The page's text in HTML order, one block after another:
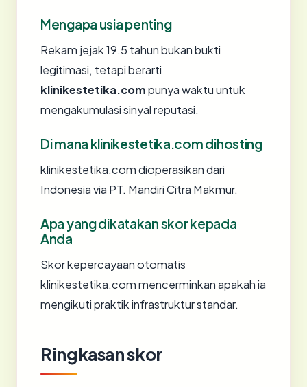
Mengapa usia penting
Rekam jejak 19.5 tahun bukan bukti
legitimasi, tetapi berarti
klinikestetika.compunya waktu untuk
mengakumulasi sinyal reputasi.
Di mana klinikestetika.com dihosting
klinikestetika.com dioperasikan dari
Indonesia via PT. Mandiri Citra Makmur.
Apa yang dikatakan skor kepada
Anda
Skor kepercayaan otomatis
klinikestetika.com mencerminkan apakah ia
mengikuti praktik infrastruktur standar.
Ringkasan skor